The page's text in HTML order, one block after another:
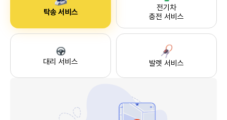
탁송 서비스
전기차
충전 서비스
대리 서비스 발렛 서비스